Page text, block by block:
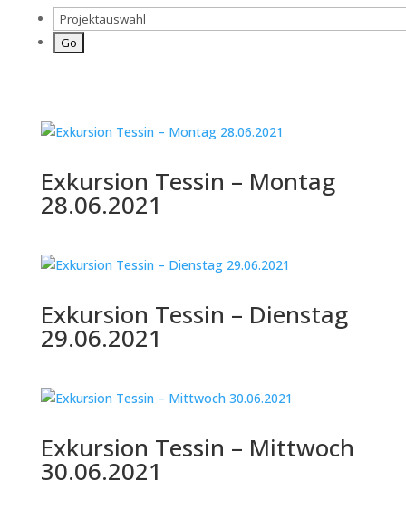
Exkursion Tessin – Montag
28.06.2021
Exkursion Tessin – Dienstag
29.06.2021
Exkursion Tessin – Mittwoch
30.06.2021